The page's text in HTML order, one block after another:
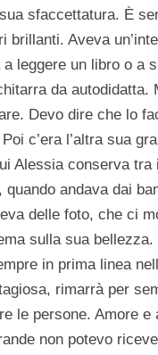
sfaccettatura. È
brillanti. Aveva
leggere un libro o a
da
Devo dire che lo
c’era l’altra sua
Alessia conserva tra
andava dai
delle foto, che ci
sulla sua
in prima linea
rimarrà per
le persone. Amore
non potevo